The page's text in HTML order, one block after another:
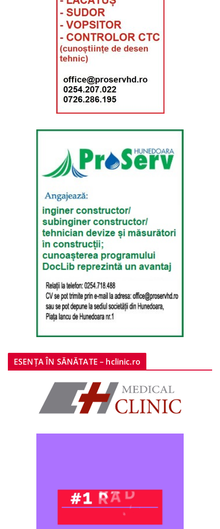
ESENȚA ÎN SĂNĂTATE – hclinic.ro